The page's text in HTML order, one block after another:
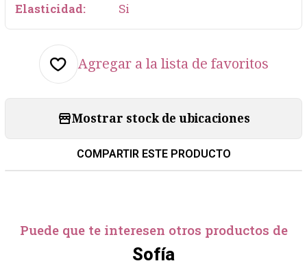
Elasticidad: Si
Agregar a la lista de favoritos
Mostrar stock de ubicaciones
COMPARTIR ESTE PRODUCTO
Puede que te interesen otros productos de
Sofía